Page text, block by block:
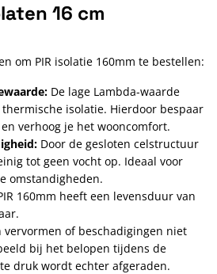
16 cm
om PIR isolatie 160mm te bestellen:
De lage Lambda-waarde
isolatie. Hierdoor bespaar
verhoog je het wooncomfort.
Door de gesloten celstructuur
tot geen vocht op. Ideaal voor
omstandigheden.
160mm heeft een levensduur van
vervormen of beschadigingen niet
bij het belopen tijdens de
druk wordt echter afgeraden.